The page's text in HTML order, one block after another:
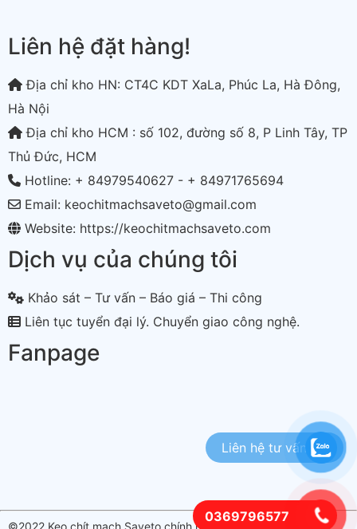
0369796577
Liên hệ đặt hàng!
Địa chỉ kho HN: CT4C KDT XaLa, Phúc La, Hà Đông,
Hà Nội
Địa chỉ kho HCM : số 102, đường số 8, P Linh Tây, TP
Thủ Đức, HCM
Hotline: + 84979540627 - + 84971765694
Email: keochitmachsaveto@gmail.com
Website: https://keochitmachsaveto.com
Dịch vụ của chúng tôi
Khảo sát – Tư vấn – Báo giá – Thi công
Liên tục tuyển đại lý. Chuyển giao công nghệ.
Fanpage